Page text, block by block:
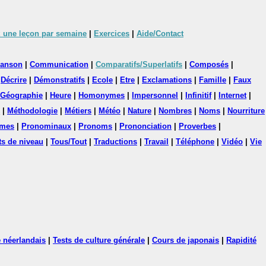
une leçon par semaine Exercices Aide/Contact
Communication Comparatifs/Superlatifs Composés
Décrire Démonstratifs Ecole Etre Exclamations Famille
Faux
Géographie Heure Homonymes Impersonnel Infinitif| Internet|
Méthodologie Métiers Météo Nature Nombres Noms
Nourriture
Pronominaux Pronoms Prononciation Proverbes
de niveau Tous/Tout| Traductions Travail Téléphone Vidéo
Vie
néerlandais Tests de culture générale Cours de japonais
Rapidité